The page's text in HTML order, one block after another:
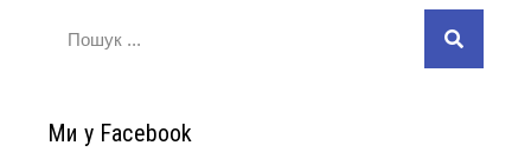
Ми у Facebook